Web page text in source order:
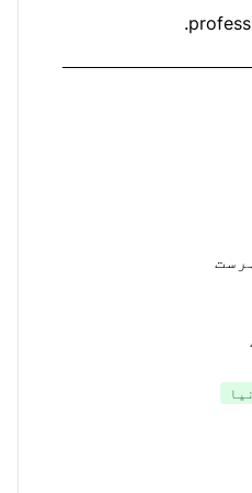
نیا